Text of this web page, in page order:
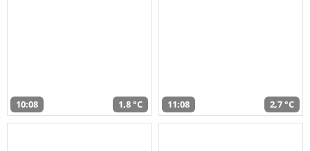
10:08 1,8 °C 11:08 2,7 °C